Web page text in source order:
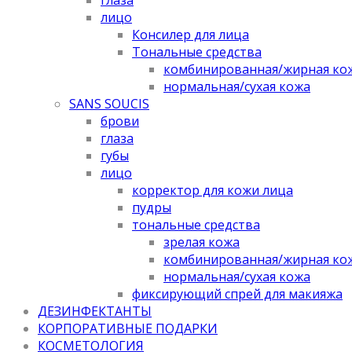
лицо
Консилер для лица
Тональные средства
комбинированная/жирная
нормальная/cухая кожа
SANS SOUCIS
брови
глаза
губы
лицо
корректор для кожи лица
пудры
тональные средства
зрелая кожа
комбинированная/жирная
нормальная/cухая кожа
фиксирующий спрей для макияжа
ДЕЗИНФЕКТАНТЫ
КОРПОРАТИВНЫЕ ПОДАРКИ
КОСМЕТОЛОГИЯ